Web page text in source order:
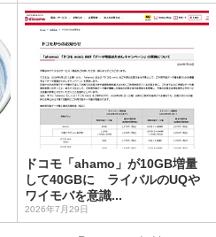
ドコモ「ahamo」が10GB増量
して40GBに ライバルのUQや
ワイモバを意識...
2026年7月29日